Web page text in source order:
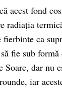
acest fond
radiația
ca
fie sub
Soare, dar nu
iar